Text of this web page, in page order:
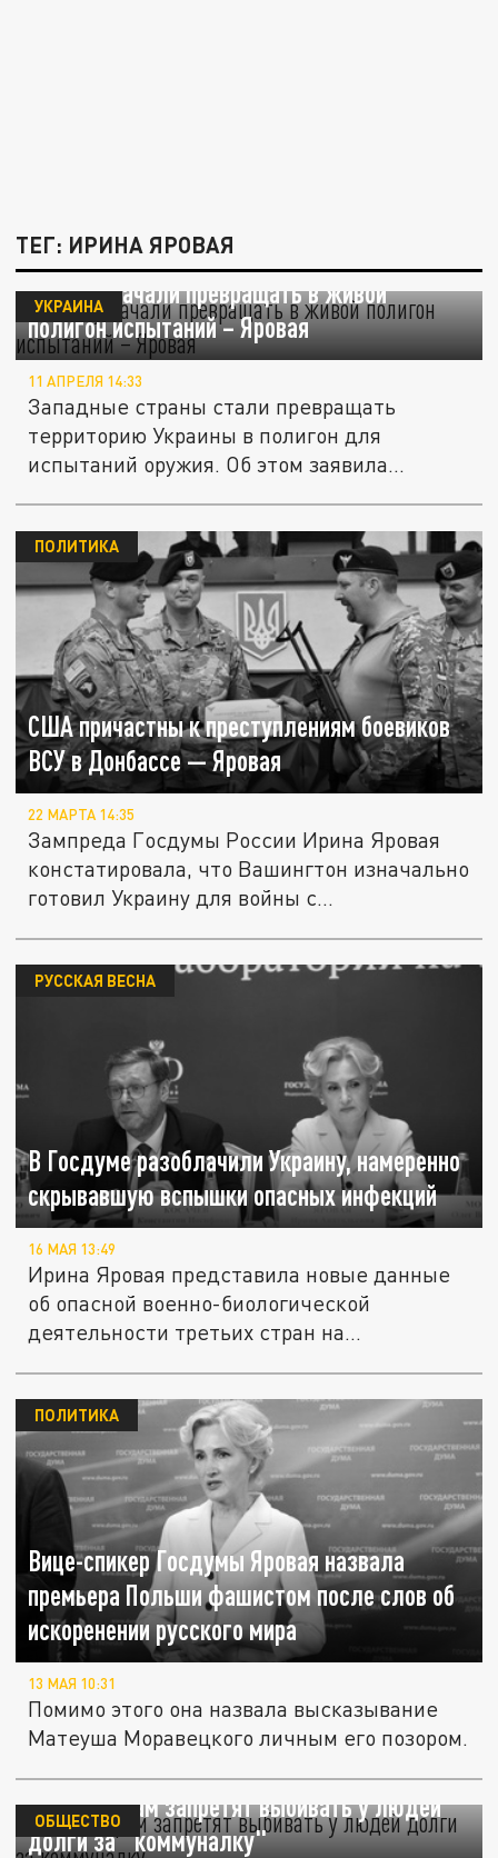
ТЕГ: ИРИНА ЯРОВАЯ
Украину начали превращать в живой
полигон испытаний – Яровая
УКРАИНА
11 АПРЕЛЯ 14:33
Западные страны стали превращать
территорию Украины в полигон для
испытаний оружия. Об этом заявила...
США причастны к преступлениям боевиков
ВСУ в Донбассе — Яровая
ПОЛИТИКА
22 МАРТА 14:35
Зампреда Госдумы России Ирина Яровая
констатировала, что Вашингтон изначально
готовил Украину для войны с...
В Госдуме разоблачили Украину, намеренно
скрывавшую вспышки опасных инфекций
РУССКАЯ ВЕСНА
16 МАЯ 13:49
Ирина Яровая представила новые данные
об опасной военно-биологической
деятельности третьих стран на
Вице-спикер Госдумы Яровая назвала
премьера Польши фашистом после слов об
искоренении русского мира
ПОЛИТИКА
13 МАЯ 10:31
Помимо этого она назвала высказывание
Матеуша Моравецкого личным его позором.
Коллекторам запретят выбивать у людей
долги за "коммуналку"
ОБЩЕСТВО